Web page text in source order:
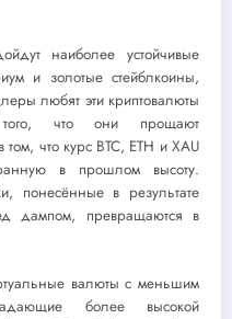
наиболее устойчивые
и золотые стейблкоины,
любят эти криптовалюты
что они прощают
что курс BTC, ETH и XAU
в прошлом высоту.
понесённые в результате
дампом, превращаются в
валюты с меньшим
более высокой